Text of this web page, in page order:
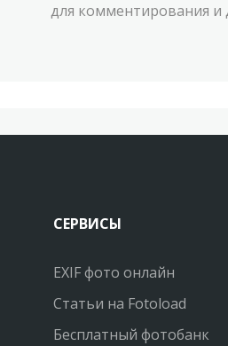
для комментирования и
СЕРВИСЫ
EXIF фото онлайн
Статьи на Fotoload
Бесплатный фотобанк